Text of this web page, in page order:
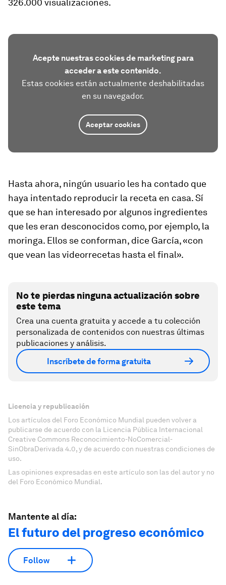
326.000 visualizaciones.
Acepte nuestras cookies de marketing para
acceder a este contenido.
Estas cookies están actualmente deshabilitadas
en su navegador.
Aceptar cookies
Hasta ahora, ningún usuario les ha contado que
haya intentado reproducir la receta en casa. Sí
que se han interesado por algunos ingredientes
que les eran desconocidos como, por ejemplo, la
moringa. Ellos se conforman, dice García, «con
que vean las videorrecetas hasta el final».
No te pierdas ninguna actualización sobre
este tema
Crea una cuenta gratuita y accede a tu colección
personalizada de contenidos con nuestras últimas
publicaciones y análisis.
Inscríbete de forma gratuita
Licencia y republicación
Los artículos del Foro Económico Mundial pueden volver a
publicarse de acuerdo con la Licencia Pública Internacional
Creative Commons Reconocimiento-NoComercial-
SinObraDerivada 4.0, y de acuerdo con nuestras condiciones de
uso.
Las opiniones expresadas en este artículo son las del autor y no
del Foro Económico Mundial.
Mantente al día:
El futuro del progreso económico
Follow